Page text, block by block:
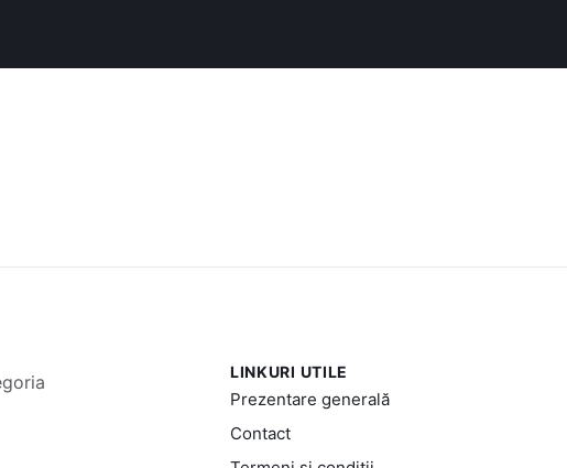
LINKURI UTILE
Prezentare generală
Contact